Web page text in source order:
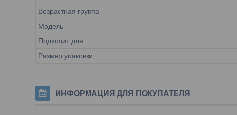
Возрастная группа
Модель
Подходит для
Размер упаковки
ИНФОРМАЦИЯ ДЛЯ ПОКУПАТЕЛЯ